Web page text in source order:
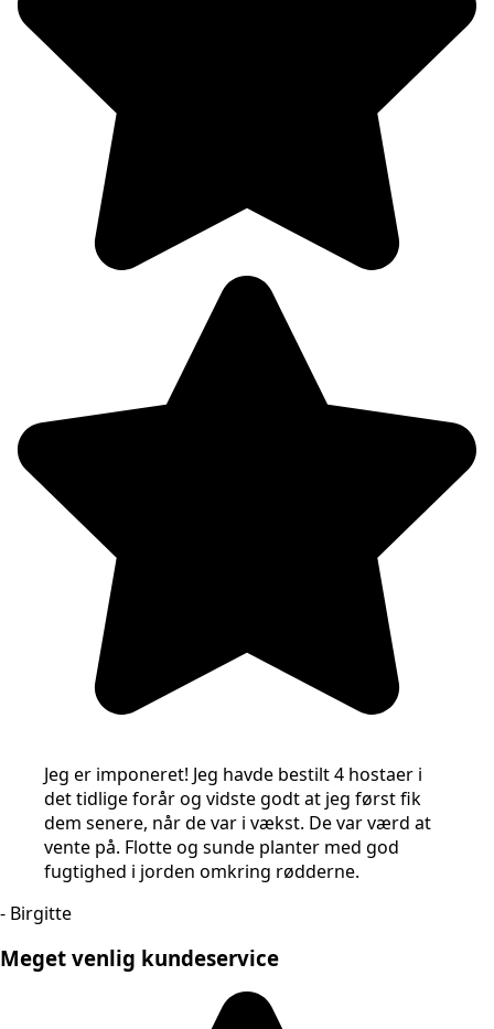
Jeg er imponeret! Jeg havde bestilt 4 hostaer i
det tidlige forår og vidste godt at jeg først fik
dem senere, når de var i vækst. De var værd at
vente på. Flotte og sunde planter med god
fugtighed i jorden omkring rødderne.
- Birgitte
Meget venlig kundeservice